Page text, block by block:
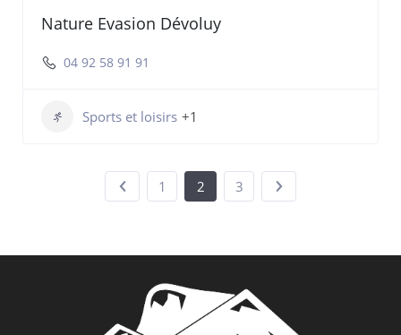
Nature Evasion Dévoluy
04 92 58 91 91
Sports et loisirs +1
1 2 3